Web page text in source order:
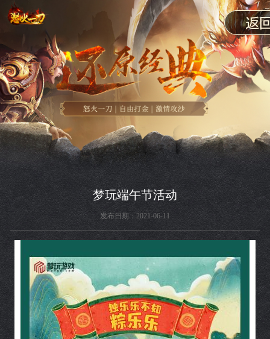
梦玩端午节活动
发布日期：2021-06-11